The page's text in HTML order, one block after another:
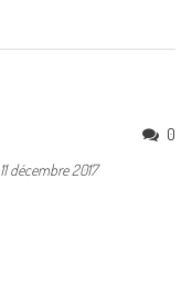
11 décembre 2017
0